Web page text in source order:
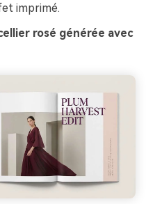
imprimé.
rosé générée avec